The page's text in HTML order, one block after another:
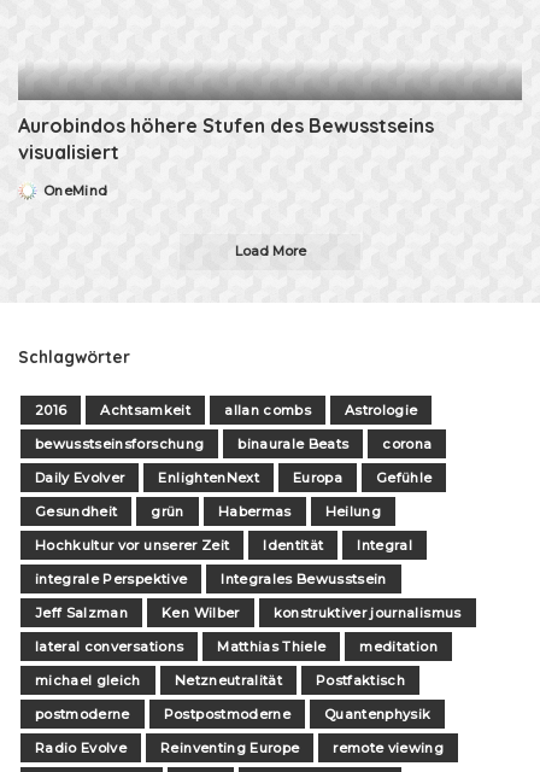
Aurobindos höhere Stufen des Bewusstseins
visualisiert
PostedOneMind
Load More
Schlagwörter
2016 Achtsamkeit allan combs
Astrologie
bewusstseinsforschung
binaurale Beats
corona
Daily Evolver
EnlightenNext Europa
Gefühle
Gesundheit
grün Habermas
Heilung
Hochkultur vor unserer Zeit
Identität
Integral
integrale Perspektive
Integrales Bewusstsein
Jeff Salzman
Ken Wilber
konstruktiver journalismus
lateral conversations
Matthias Thiele
meditation
michael gleich
Netzneutralität
Postfaktisch
postmoderne
Postpostmoderne
Quantenphysik
Radio Evolve
Reinventing Europe remote viewing